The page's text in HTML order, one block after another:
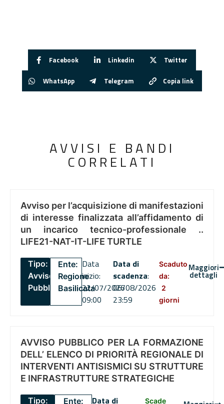
Facebook Linkedin Twitter
WhatsApp Telegram Copia link
AVVISI E BANDI
CORRELATI
Avviso per l’acquisizione di manifestazioni
di interesse finalizzata all’affidamento di
un incarico tecnico-professionale ..
LIFE21-NAT-IT-LIFE TURTLE
Tipo:
Avviso
Pubblico
Ente:
Regione
Basilicata
Data
inizio:
22/07/2026
09:00
Data di
scadenza:
06/08/2026
23:59
Scaduto
da:
2
giorni
Maggiori
dettagli
AVVISO PUBBLICO PER LA FORMAZIONE
DELL’ ELENCO DI PRIORITÀ REGIONALE DI
INTERVENTI ANTISISMICI SU STRUTTURE
E INFRASTRUTTURE STRATEGICHE
Tipo: Ente: Data di Scade